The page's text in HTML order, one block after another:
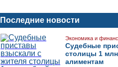
Последние новости
Экономика и
Судебные
столицы 1
алиментам